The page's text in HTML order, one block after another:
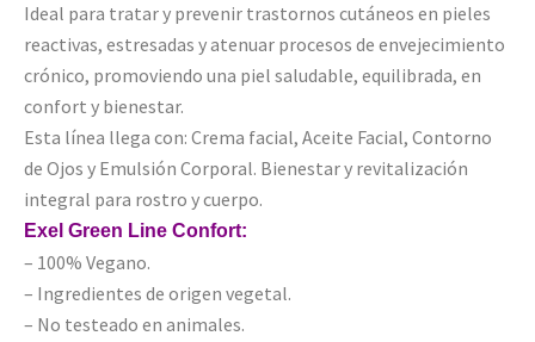
Ideal para tratar y prevenir trastornos cutáneos en pieles
reactivas, estresadas y atenuar procesos de envejecimiento
crónico, promoviendo una piel saludable, equilibrada, en
confort y bienestar.
Esta línea llega con: Crema facial, Aceite Facial, Contorno
de Ojos y Emulsión Corporal. Bienestar y revitalización
integral para rostro y cuerpo.
Exel Green Line Confort:
– 100% Vegano.
– Ingredientes de origen vegetal.
– No testeado en animales.